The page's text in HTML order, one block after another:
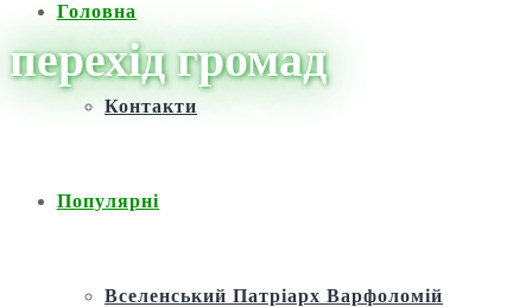
Головна
Контакти
Популярні
Вселенський Патріарх Варфоломій
перехід громад